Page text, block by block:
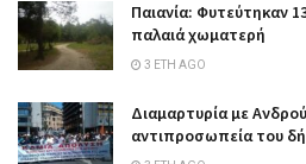
Παιανία: Φυτεύτηκαν
παλαιά χωματερή
3 ΈΤΗ AGO
Διαμαρτυρία με
αντιπροσωπεία του